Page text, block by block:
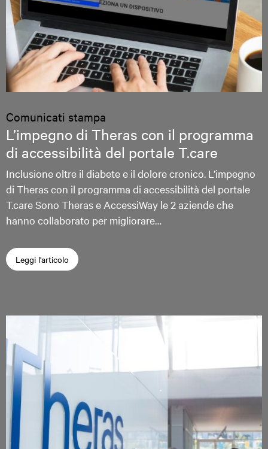
Comunicati stampa
L’impegno di Theras con il programma
di accessibilità del portale T.care
Inclusione oltre il diabete e il dolore cronico. L’impegno
di Theras con il programma di accessibilità del portale
T.care Sono Theras e AccessiWay le 2 aziende che
hanno collaborato per migliorare…
Leggi l'articolo